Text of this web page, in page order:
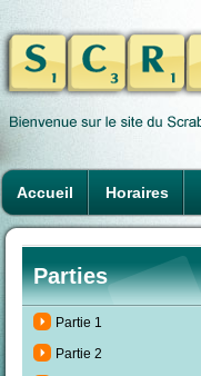
Accueil Horaires
Parties
Partie 1
Partie 2